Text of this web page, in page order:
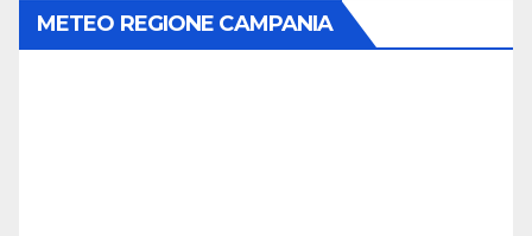
METEO REGIONE CAMPANIA